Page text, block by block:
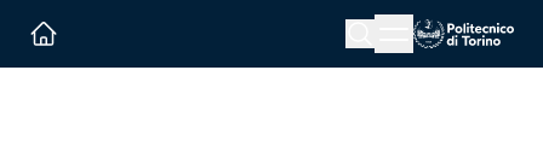
Menu button